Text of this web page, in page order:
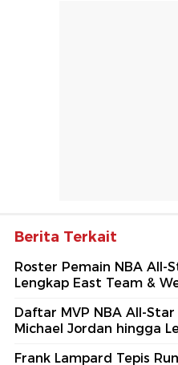
Berita Terkait
Roster Pemain NBA All-
Lengkap East Team &
Daftar MVP NBA All-
Michael Jordan hingga
Frank Lampard Tepis